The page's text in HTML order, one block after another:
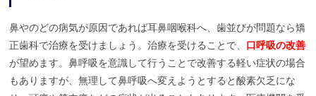
鼻やのどの病気が原因であれば耳鼻咽喉科へ、歯並びが問題なら矯
正歯科で治療を受けましょう。治療を受けることで、 口呼吸の改善
が望めます。鼻呼吸を意識して行うことで改善する軽い症状の場合
もありますが、無理して鼻呼吸へ変えようとすると酸素欠乏にな